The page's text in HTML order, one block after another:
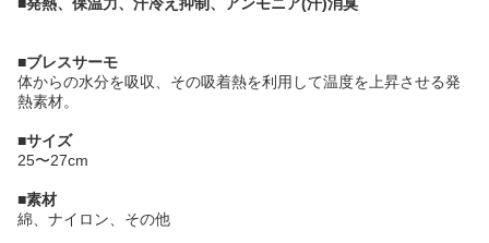
■ブレスサーモ
体からの水分を吸収、その吸着熱を利用して温度を上昇させる発
熱素材。
■サイズ
25〜27cm
■素材
綿、ナイロン、その他